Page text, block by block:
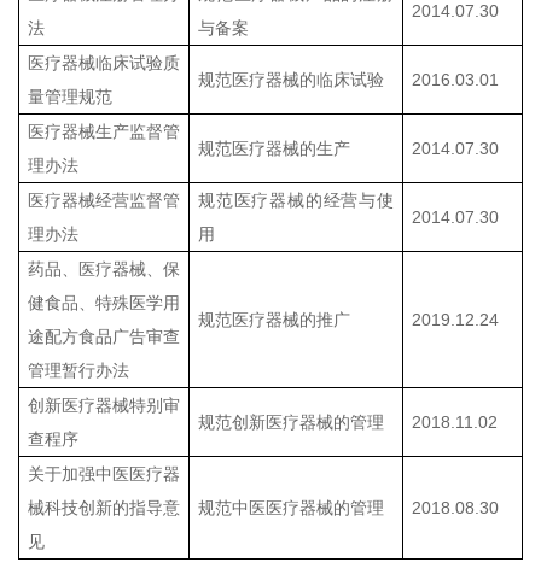
法
与备案
2014.07.30
医疗器械临床试验质
量管理规范
规范医疗器械的临床试验 2016.03.01
医疗器械生产监督管
理办法
规范医疗器械的生产 2014.07.30
医疗器械经营监督管
理办法
规范医疗器械的经营与使
用
2014.07.30
药品、医疗器械、保
健食品、特殊医学用
途配方食品广告审查
管理暂行办法
规范医疗器械的推广 2019.12.24
创新医疗器械特别审
查程序
规范创新医疗器械的管理 2018.11.02
关于加强中医医疗器
械科技创新的指导意
见
规范中医医疗器械的管理 2018.08.30